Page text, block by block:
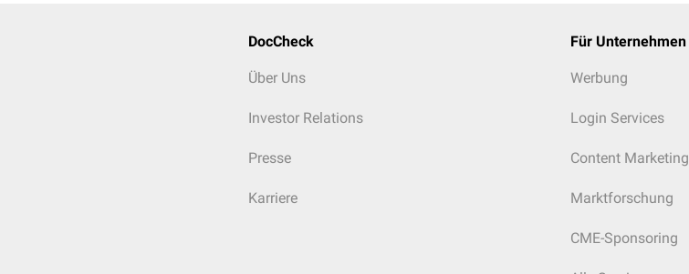
DocCheck
Über Uns
Investor Relations
Presse
Karriere
Für Unternehmen
Werbung
Login Services
Content Marketing
Marktforschung
CME-Sponsoring